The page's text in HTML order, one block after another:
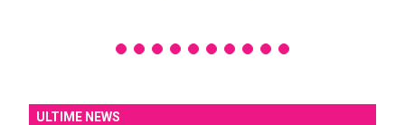
ULTIME NEWS